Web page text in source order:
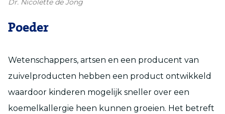
Dr. Nicolette de Jong
Poeder
Wetenschappers, artsen en een producent van
zuivelproducten hebben een product ontwikkeld
waardoor kinderen mogelijk sneller over een
koemelkallergie heen kunnen groeien. Het betreft